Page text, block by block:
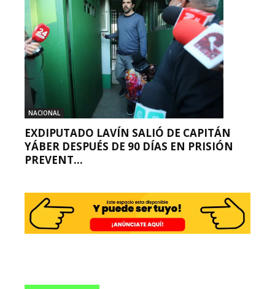
NACIONAL
EXDIPUTADO LAVÍN SALIÓ DE CAPITÁN
YÁBER DESPUÉS DE 90 DÍAS EN PRISIÓN
PREVENT...